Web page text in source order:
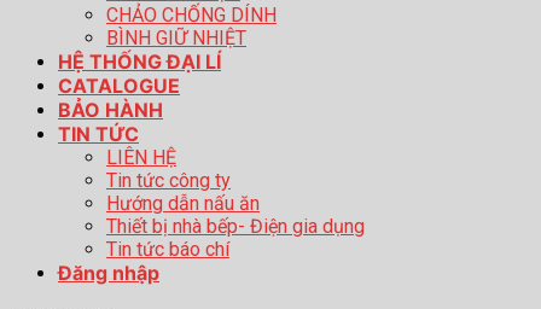
CHẢO CHỐNG DÍNH
BÌNH GIỮ NHIỆT
HỆ THỐNG ĐẠI LÍ
CATALOGUE
BẢO HÀNH
TIN TỨC
LIÊN HỆ
Tin tức công ty
Hướng dẫn nấu ăn
Thiết bị nhà bếp- Điện gia dụng
Tin tức báo chí
Đăng nhập